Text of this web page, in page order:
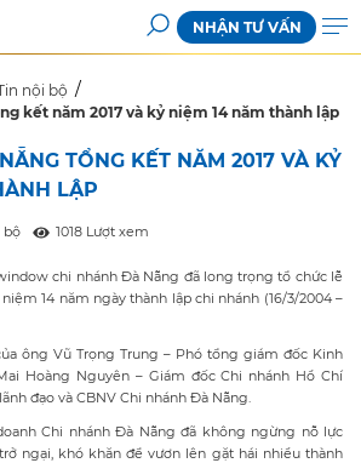
NHẬN TƯ VẤN
nội bộ
kết năm 2017 và kỷ niệm 14 năm thành lập
TỔNG KẾT NĂM 2017 VÀ KỶ
LẬP
bộ 1018 Lượt xem
chi nhánh Đà Nẵng đã long trọng tổ chức lễ
14 năm ngày thành lập chi nhánh (16/3/2004 –
ông Vũ Trọng Trung – Phó tổng giám đốc Kinh
Hoàng Nguyên – Giám đốc Chi nhánh Hồ Chí
đạo và CBNV Chi nhánh Đà Nẵng.
Chi nhánh Đà Nẵng đã không ngừng nỗ lực
ngại, khó khăn để vươn lên gặt hái nhiều thành